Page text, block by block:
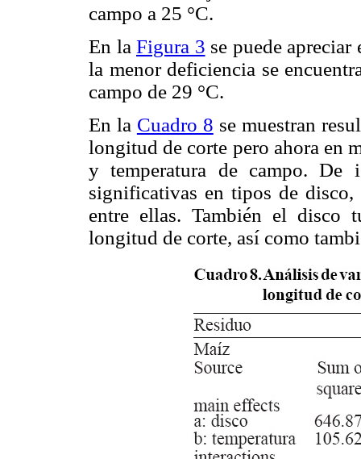
campo a 25 °C.
En la Figura 3 se puede
la menor deficiencia se
campo de 29 °C.
En la Cuadro 8 se muestran
longitud de corte pero ahora en
y temperatura de campo. De
significativas en tipos de
entre ellas. También el disco
longitud de corte, así como